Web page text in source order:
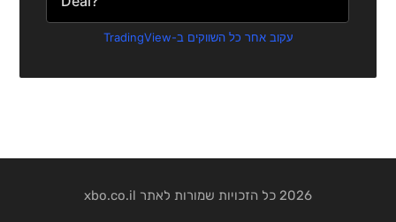
עקוב אחר כל השווקים ב-TradingView
2026 כל הזכויות שמורות לאתר xbo.co.il